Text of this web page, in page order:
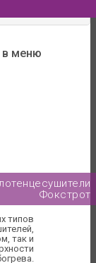
в меню
Фокстрот
типов
так и